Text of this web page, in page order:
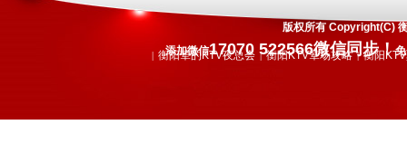
| 衡阳荤的KTV夜总会 |衡阳KTV荤场攻略 |衡阳
版权所有 Copyright(C)
添加微信17070 522566微信同步！